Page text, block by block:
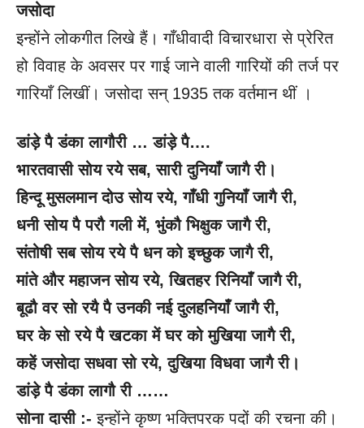
जसोदा
इन्होंने लोकगीत लिखे हैं। गाँधीवादी विचारधारा से प्रेरित
हो विवाह के अवसर पर गाई जाने वाली गारियों की तर्ज पर
गारियाँ लिखीं। जसोदा सन् 1935 तक वर्तमान थीं ।
डांड़े पै डंका लागौरी … डांड़े पै….
भारतवासी सोय रये सब, सारी दुनियाँ जागै री।
हिन्दू मुसलमान दोउ सोय रये, गाँधी गुनियाँ जागै री,
धनी सोय पै परौ गली में, भुंकौ भिक्षुक जागै री,
संतोषी सब सोय रये पै धन को इच्छुक जागै री,
मांते और महाजन सोय रये, खितहर रिनियाँ जागै री,
बूढौ वर सो रयै पै उनकी नई दुलहनियाँ जागै री,
घर के सो रये पै खटका में घर को मुखिया जागै री,
कहें जसोदा सधवा सो रये, दुखिया विधवा जागै री।
डांड़े पै डंका लागौ री ……
सोना दासी :- इन्होंने कृष्ण भक्तिपरक पदों की रचना की।